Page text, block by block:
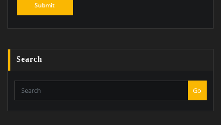
Search
Go